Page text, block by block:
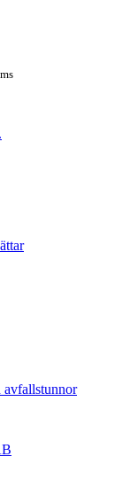
avfallstunnor